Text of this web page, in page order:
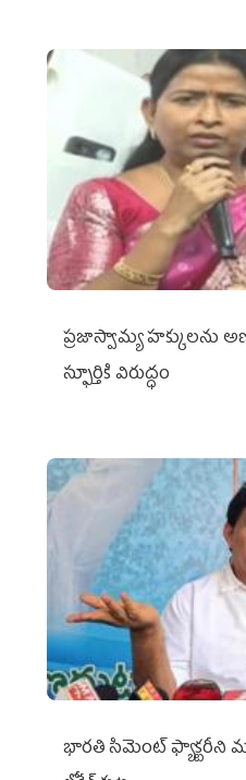
ప్రజాస్వామ్య హక్కులను
స్ఫూర్తికి విరుద్ధం
భారతి సిమెంట్ ఫ్యాక్టరీని